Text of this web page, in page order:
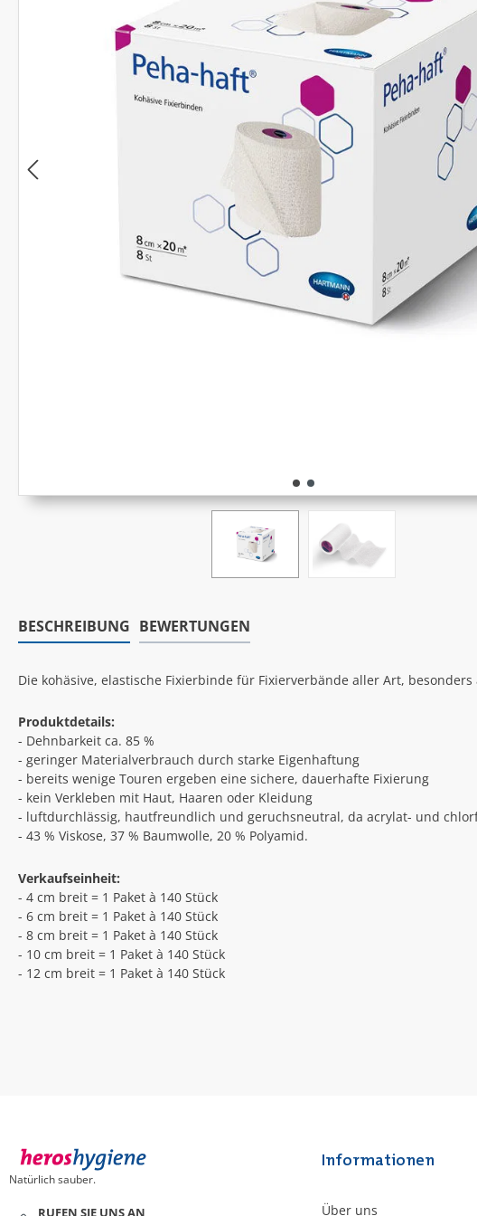
BESCHREIBUNG BEWERTUNGEN
Die kohäsive, elastische Fixierbinde für Fixierverbände aller Art,
Produktdetails:
- Dehnbarkeit ca. 85 %
- geringer Materialverbrauch durch starke Eigenhaftung
- bereits wenige Touren ergeben eine sichere, dauerhafte Fixierung
- kein Verkleben mit Haut, Haaren oder Kleidung
- luftdurchlässig, hautfreundlich und geruchsneutral, da acrylat- und
- 43 % Viskose, 37 % Baumwolle, 20 % Polyamid.
Verkaufseinheit:
- 4 cm breit = 1 Paket à 140 Stück
- 6 cm breit = 1 Paket à 140 Stück
- 8 cm breit = 1 Paket à 140 Stück
- 10 cm breit = 1 Paket à 140 Stück
- 12 cm breit = 1 Paket à 140 Stück
Natürlich sauber.
RUFEN SIE UNS AN
Informationen
Über uns